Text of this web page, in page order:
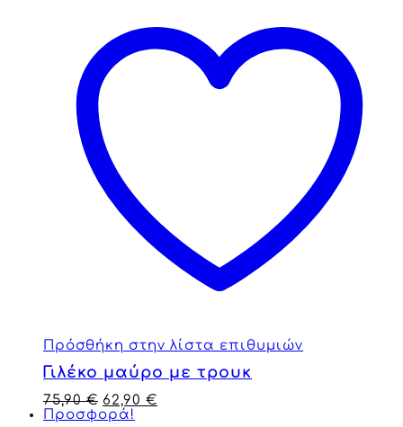
Πρόσθήκη στην λίστα επιθυμιών
Γιλέκο μαύρο με τρουκ
75,90€ 62,90 €
Προσφορά!